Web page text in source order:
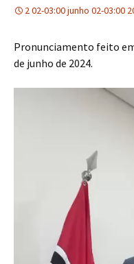
2 02-03:00 junho 02-03:00
Pronunciamento feito
de junho de 2024.